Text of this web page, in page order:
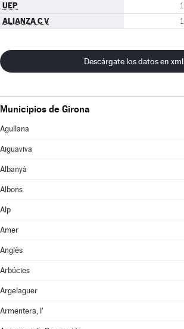
UEP 1
ALIANZA C V 1
Descárgate los datos en xml
Municipios de Girona
Agullana
Aiguaviva
Albanyà
Albons
Alp
Amer
Anglès
Arbúcies
Argelaguer
Armentera, l'